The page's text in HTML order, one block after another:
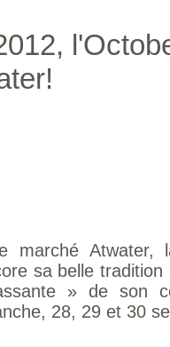
marché
sa belle
» de son
28, 29 et 30